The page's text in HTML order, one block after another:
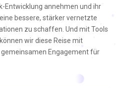
Entwicklung annehmen und ihr
bessere, stärker vernetzte
zu schaffen. Und mit Tools
wir diese Reise mit
Engagement für